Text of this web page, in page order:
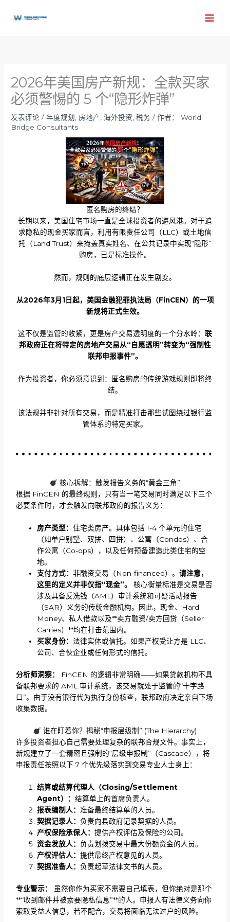
2026年美国房产新规：全款买家
必须警惕的 5 个“隐形炸弹”
发表评论 /年度规划 , 房地产,海外投资,税务 / 作者：
World
Bridge Consultants
匿名购房的终结？
长期以来，美国住宅市场一直是全球投资者的避风港。对于追
求隐私的现金买家而言，利用有限责任公司（LLC）或土地信
托（Land Trust）来掩盖真实姓名、在公共记录中实现“隐形”
购房，已是标准操作。
然而，规则的底层逻辑正在发生剧变。
从2026年3月1日起，美国金融犯罪执法局（FinCEN）的一项
新规将正式生效。
这不仅是监管的收紧，更是房产交易透明度的一个分水岭： 联
邦政府正在将特定的房地产交易从“自愿透明”转变为“强制性
联邦申报事件”。
作为投资者，你必须意识到：匿名购房的传统游戏规则即将终
结。
该法规并非针对所有交易，而是精准打击那些试图绕过银行监
管体系的特定买家。
核心拆解：触发报告义务的“黄金三角”
根据 FinCEN 的最终规则，只有当一笔交易同时满足以下三个
必要条件时，才会触发向联邦政府的报告义务：
房产类型：住宅类房产。具体包括 1-4 个单元的住宅
（如单户别墅、双拼、四拼）、公寓（Condos）、合
作公寓（Co-ops），以及任何预备建造此类住宅的空
地。
支付方式：非融资交易（Non-financed）。请注意，
这里的定义并非仅指“现金”。
核心衡量标准是交易是否
涉及具备反洗钱（AML）审计系统和可疑活动报告
（SAR）义务的传统金融机构。因此，现金、Hard
Money、私人借款以及**卖方融资/卖方回贷（Seller
Carries）**均在打击范围内。
买家身份： 法律实体或信托。如果产权受让方是 LLC、
公司、合伙企业或任何形式的信托。
分析师洞察：
FinCEN 的逻辑非常明确——如果贷款机构不具
备联邦要求的 AML 审计系统，该交易就处于监管的“十字路
口”。由于没有银行代为执行身份核查，联邦政府决定亲自下场
收集数据。
谁在盯着你？揭秘“申报层级制” (The Hierarchy)
许多投资者担心自己需要处理复杂的联邦合规文件。事实上，
新规建立了一套精密且强制的“层级申报制”（Cascade），将
申报责任按照以下 7 个优先级落实到交易专业人士身上：
结算或结算代理人（Closing/Settlement
Agent）：结算单上的首席负责人。
报表编制人：准备最终结算单的人员。
契据记录人： 负责向县政府记录契据的人员。
产权保险承保人：提供产权评估及保险的公司。
资金发放人： 负责划拨交易中最大份额资金的人员。
产权评估人：提供最终产权意见的人员。
契据准备人： 负责起草法律文书的人员。
专业警示：
虽然你作为买家不需要自己填表，但你绝对是那个
**“收到邮件并被索要隐私信息”**的人。申报人有法律义务向你
索取受益人信息，若不配合，交易将面临无法过户的风险。